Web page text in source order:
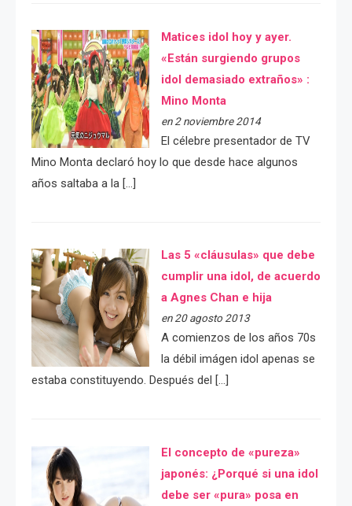
Matices idol hoy y ayer.
«Están surgiendo grupos
idol demasiado extraños» :
Mino Monta
en 2 noviembre 2014
El célebre presentador de TV
Mino Monta declaró hoy lo que desde hace algunos
años saltaba a la […]
Las 5 «cláusulas» que debe
cumplir una idol, de acuerdo
a Agnes Chan e hija
en 20 agosto 2013
A comienzos de los años 70s
la débil imágen idol apenas se
estaba constituyendo. Después del […]
El concepto de «pureza»
japonés: ¿Porqué si una idol
debe ser «pura» posa en